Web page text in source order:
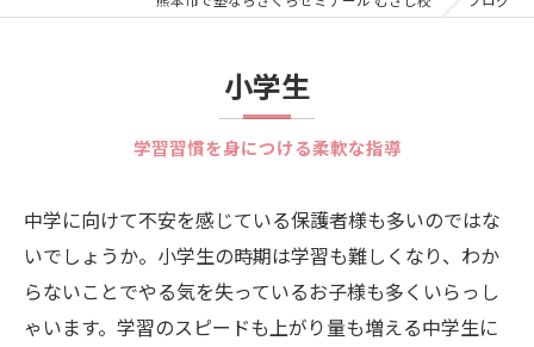
小学生
学習習慣を身につける柔軟な指導
中学に向けて不安を感じている保護者様も多いのではな
いでしょうか。小学生の時期は学習も難しくなり、わか
らないことでやる気を失っているお子様も多くいらっし
ゃいます。学習のスピードも上がり量も増える中学生に